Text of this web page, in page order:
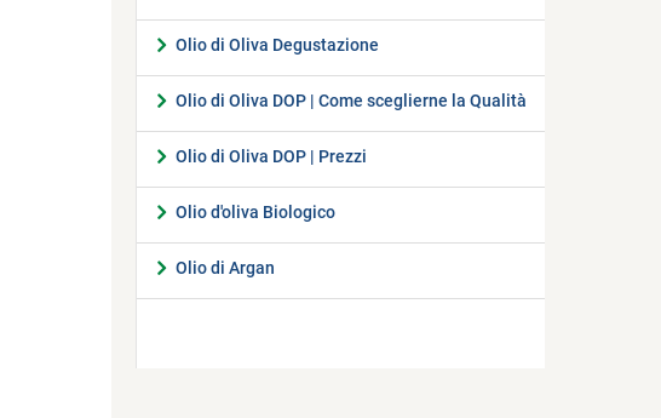
Olio di Oliva Degustazione
Olio di Oliva DOP | Come sceglierne la Qualità
Olio di Oliva DOP | Prezzi
Olio d'oliva Biologico
Olio di Argan